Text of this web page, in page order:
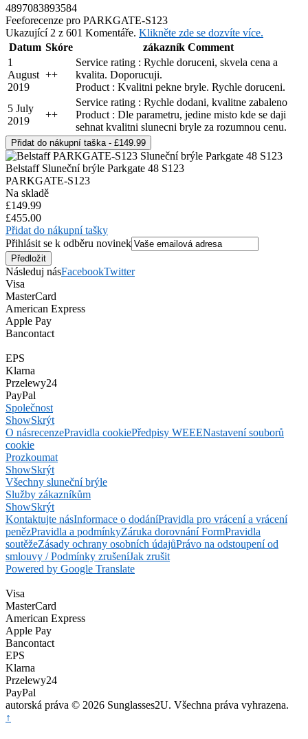
4897083893584
Feeforecenze pro PARKGATE-S123
Ukazující 2 z 601 Komentáře. Klikněte zde se dozvíte více.
Datum Skóre
zákazník Comment
1
August
2019
++
Service rating : Rychle doruceni, skvela cena a
kvalita. Doporucuji.
Product : Kvalitni pekne bryle. Rychle doruceni.
5 July
2019
++
Service rating : Rychle dodani, kvalitne zabaleno
Product : Dle parametru, jedine misto kde se daji
sehnat kvalitni slunecni bryle za rozumnou cenu.
Belstaff Sluneční brýle Parkgate 48 S123
PARKGATE-S123
Na skladě
£149.99
£455.00
Přidat do nákupní tašky
Přihlásit se k odběru novinek
Následuj násFacebookTwitter
Visa
MasterCard
American Express
Apple Pay
Bancontact
EPS
Klarna
Przelewy24
PayPal
Společnost
ShowSkrýt
O násrecenzePravidla cookiePředpisy WEEENastavení souborů
cookie
Prozkoumat
ShowSkrýt
Všechny sluneční brýle
Služby zákazníkům
ShowSkrýt
Kontaktujte násInformace o dodáníPravidla pro vrácení a vrácení
penězPravidla a podmínkyZáruka dorovnání FormPravidla
soutěžeZásady ochrany osobních údajůPrávo na odstoupení od
smlouvy / Podmínky zrušeníJak zrušit
Powered by Google Translate
Visa
MasterCard
American Express
Apple Pay
Bancontact
EPS
Klarna
Przelewy24
PayPal
autorská práva © 2026 Sunglasses2U. Všechna práva vyhrazena.
↑